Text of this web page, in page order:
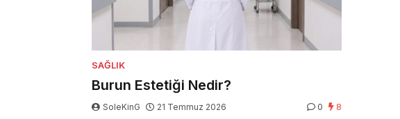
SAĞLIK
Burun Estetiği Nedir?
SoleKinG 21 Temmuz 2026 0 8